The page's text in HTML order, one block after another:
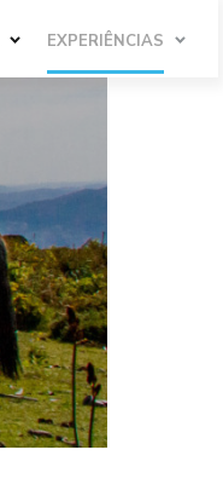
EXPERIÊNCIAS